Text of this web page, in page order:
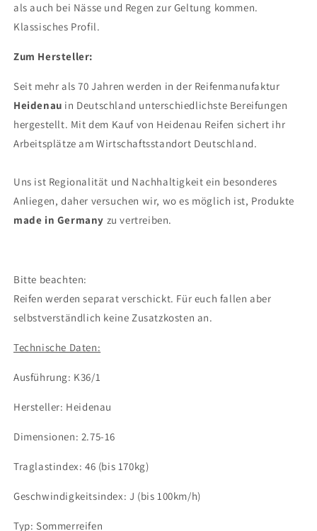
als auch bei Nässe und Regen zur Geltung kommen.
Klassisches Profil.
Zum Hersteller:
Seit mehr als 70 Jahren werden in der Reifenmanufaktur
Heidenau in Deutschland unterschiedlichste Bereifungen
hergestellt. Mit dem Kauf von Heidenau Reifen sichert ihr
Arbeitsplätze am Wirtschaftsstandort Deutschland.
Uns ist Regionalität und Nachhaltigkeit ein besonderes
Anliegen, daher versuchen wir, wo es möglich ist, Produkte
made in Germany zu vertreiben.
Bitte beachten:
Reifen werden separat verschickt. Für euch fallen aber
selbstverständlich keine Zusatzkosten an.
Technische Daten:
Ausführung: K36/1
Hersteller: Heidenau
Dimensionen: 2.75-16
Traglastindex: 46 (bis 170kg)
Geschwindigkeitsindex: J (bis 100km/h)
Typ: Sommerreifen